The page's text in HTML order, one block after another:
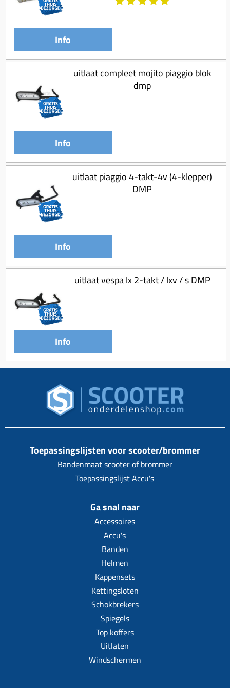
Koppeling compleet
Ketting / tandwiel
Koeling (delen)
Info
uitlaat compleet mojito piaggio blok
dmp
Info
uitlaat piaggio 4-takt-4v (4-klepper)
DMP
Info
uitlaat vespa lx 2-takt / lxv / s DMP
Info
Toepassingslijsten voor scooter/brommer
Bandenmaat scooter of brommer
Toepassingslijst Accu's
Ga snal naar
Accessoires
Accu's
Banden
Helmen
Kappensets
Kettingsloten
Schokbrekers
Spiegels
Top koffers
Uitlaten
Windschermen